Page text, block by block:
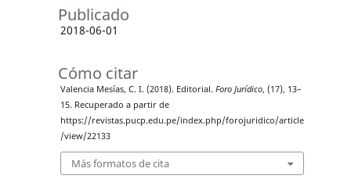
Publicado
2018-06-01
Cómo citar
Valencia Mesías, C. I. (2018). Editorial. Foro Jurídico, (17), 13–
15. Recuperado a partir de
https://revistas.pucp.edu.pe/index.php/forojuridico/article
/view/22133
Más formatos de cita